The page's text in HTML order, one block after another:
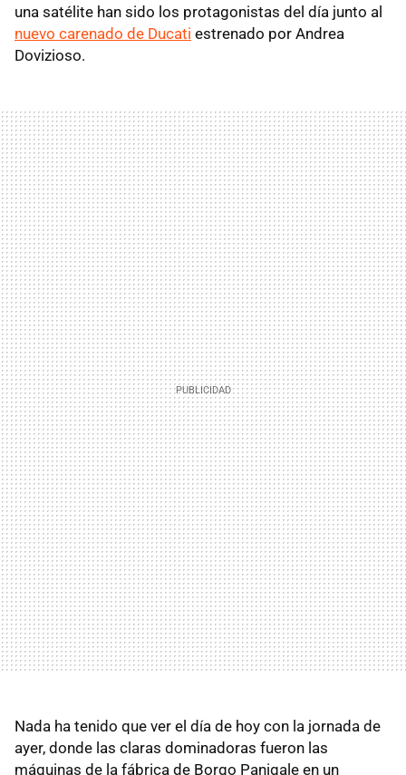
una satélite han sido los protagonistas del día junto al
nuevo carenado de Ducati estrenado por Andrea
Dovizioso.
Nada ha tenido que ver el día de hoy con la jornada de
ayer, donde las claras dominadoras fueron las
máquinas de la fábrica de Borgo Panigale en un